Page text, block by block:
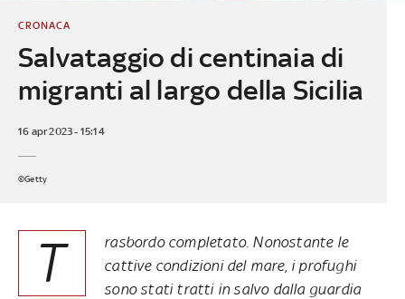
Salvataggio di centinaia di
migranti al largo della Sicilia
CRONACA
16 apr 2023 - 15:14
©Getty
T
rasbordo completato. Nonostante le
cattive condizioni del mare, i profughi
sono stati tratti in salvo dalla guardia